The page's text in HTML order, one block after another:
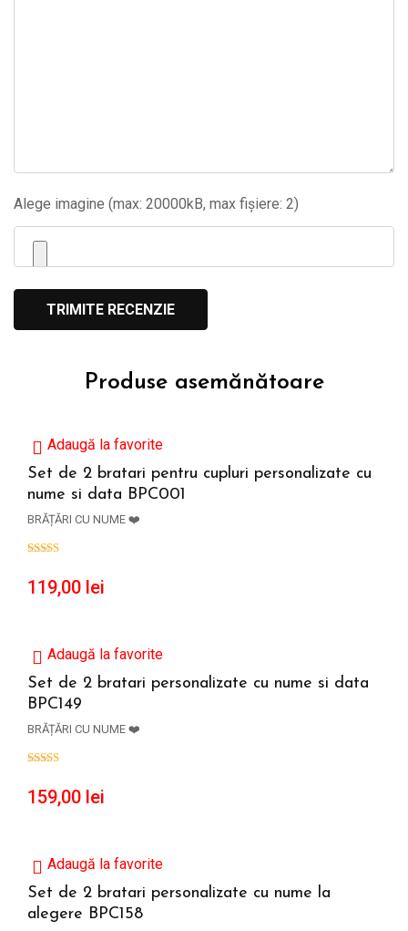
Alege imagine (max: 20000kB, max fișiere: 2)
Produse asemănătoare
Adaugă la favorite
Set de 2 bratari pentru cupluri personalizate cu
nume si data BPC001
BRĂȚĂRI CU NUME ❤️
119,00 lei
Adaugă la favorite
Set de 2 bratari personalizate cu nume si data
BPC149
BRĂȚĂRI CU NUME ❤️
159,00 lei
Adaugă la favorite
Set de 2 bratari personalizate cu nume la
alegere BPC158